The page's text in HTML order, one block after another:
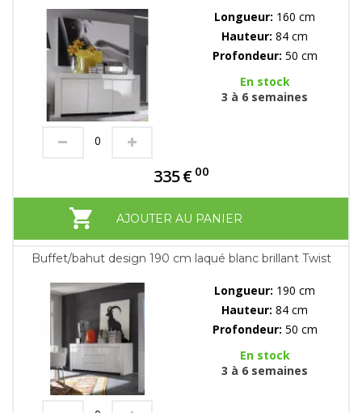
Longueur: 160 cm
Hauteur: 84 cm
Profondeur: 50 cm
En stock
3 à 6 semaines
335€ 00
AJOUTER AU PANIER
Buffet/bahut design 190 cm laqué blanc brillant Twist
Longueur: 190 cm
Hauteur: 84 cm
Profondeur: 50 cm
En stock
3 à 6 semaines